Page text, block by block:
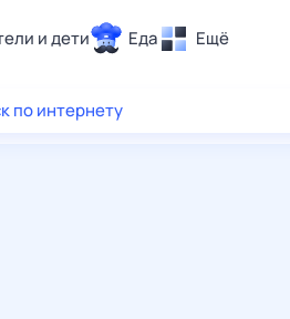
и дети Еда Ещё
по интернету